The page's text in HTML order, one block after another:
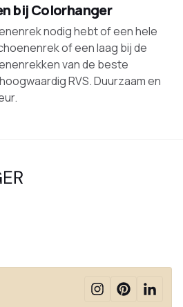
bij Colorhanger
nodig hebt of een hele
of een laag bij de
van de beste
RVS. Duurzaam en